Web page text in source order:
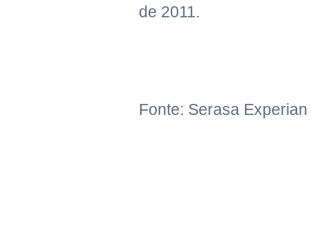
de 2011.
Fonte: Serasa Experian